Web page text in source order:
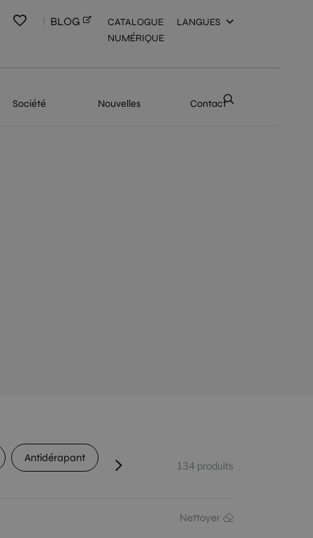
BLOG
CATALOGUE
NUMÉRIQUE
LANGUES
Société Nouvelles Contact
Antidérapant
134 produits
Nettoyer